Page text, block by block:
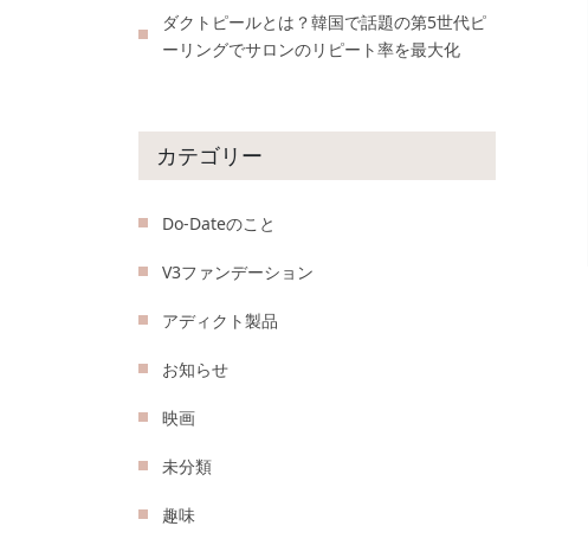
ダクトピールとは？韓国で話題の第5世代ピ
ーリングでサロンのリピート率を最大化
カテゴリー
Do-Dateのこと
V3ファンデーション
アディクト製品
お知らせ
映画
未分類
趣味